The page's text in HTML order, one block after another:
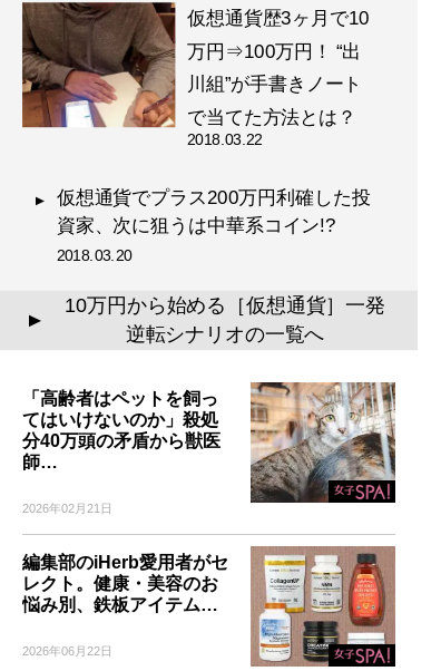
仮想通貨歴3ヶ月で10
万円⇒100万円！ “出
川組”が手書きノート
で当てた方法とは？
2018.03.22
仮想通貨でプラス200万円利確した投
資家、次に狙うは中華系コイン!?
2018.03.20
▲
10万円から始める［仮想通貨］一発
逆転シナリオの一覧へ
「高齢者はペットを飼っ
てはいけないのか」殺処
分40万頭の矛盾から獣医
師…
2026年02月21日
編集部のiHerb愛用者がセ
レクト。健康・美容のお
悩み別、鉄板アイテム…
2026年06月22日